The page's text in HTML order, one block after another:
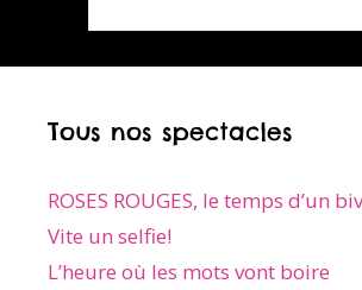
Tous nos spectacles
ROSES ROUGES, le temps d’un
Vite un selfie!
L’heure où les mots vont boire